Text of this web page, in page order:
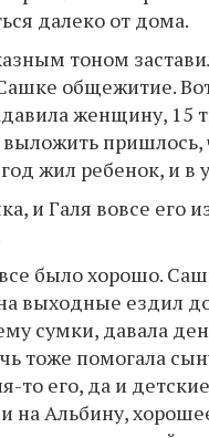
далеко от дома.
тоном
общежитие.
женщину, 15
пришлось,
жил ребенок, и в
и Галя вовсе его
было хорошо.
выходные ездил
сумки, давала
тоже помогала
то его, да и
на Альбину,